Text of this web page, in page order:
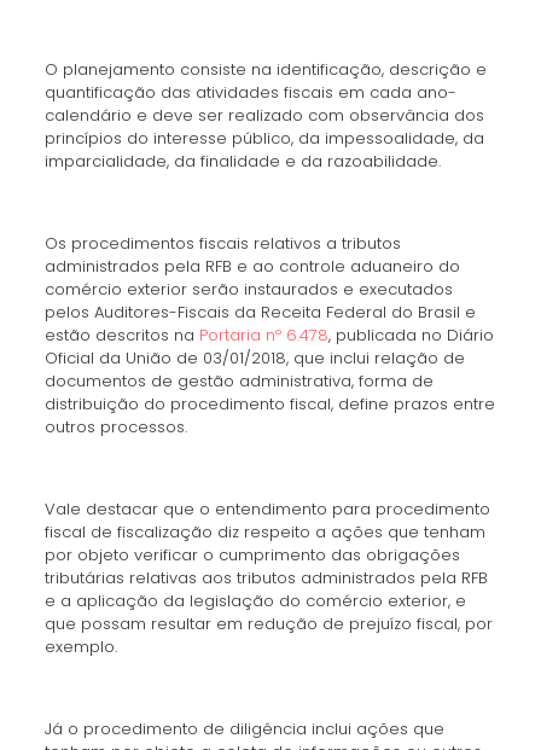
O planejamento consiste na identificação, descrição e
quantificação das atividades fiscais em cada ano-
calendário e deve ser realizado com observância dos
princípios do interesse público, da impessoalidade, da
imparcialidade, da finalidade e da razoabilidade.
Os procedimentos fiscais relativos a tributos
administrados pela RFB e ao controle aduaneiro do
comércio exterior serão instaurados e executados
pelos Auditores-Fiscais da Receita Federal do Brasil e
estão descritos na Portaria nº 6.478, publicada no Diário
Oficial da União de 03/01/2018, que inclui relação de
documentos de gestão administrativa, forma de
distribuição do procedimento fiscal, define prazos entre
outros processos.
Vale destacar que o entendimento para procedimento
fiscal de fiscalização diz respeito a ações que tenham
por objeto verificar o cumprimento das obrigações
tributárias relativas aos tributos administrados pela RFB
e a aplicação da legislação do comércio exterior, e
que possam resultar em redução de prejuízo fiscal, por
exemplo.
Já o procedimento de diligência inclui ações que